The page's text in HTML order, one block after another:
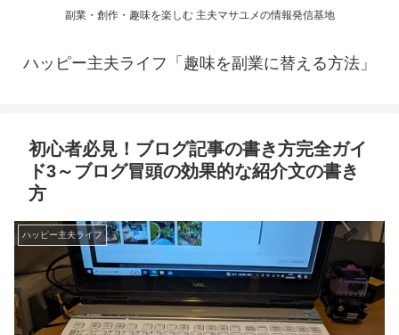
副業・創作・趣味を楽しむ 主夫マサユメの情報発信基地
ハッピー主夫ライフ「趣味を副業に替える方法」
初心者必見！ブログ記事の書き方完全ガイ
ド3～ブログ冒頭の効果的な紹介文の書き
方
ハッピー主夫ライフ